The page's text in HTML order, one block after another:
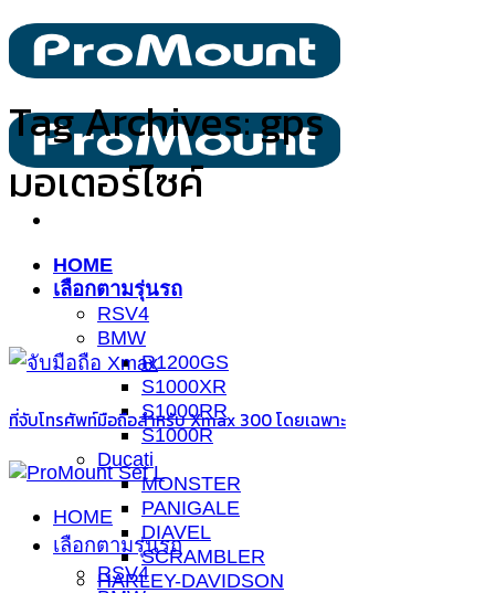
ข้าม
เนื้อหา
HOME
เลือกตามรุ่นรถ
RSV4
BMW
R1200GS
S1000XR
S1000RR
S1000R
Ducati
MONSTER
PANIGALE
DIAVEL
SCRAMBLER
HARLEY-DAVIDSON
Tag Archives:gps
มอเตอร์ไซค์
ที่จับโทรศัพท์มือถือสำหรับ Xmax 300 โดยเฉพาะ
HOME
เลือกตามรุ่นรถ
RSV4